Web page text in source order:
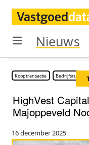
Nieuws
Kooptransactie Bedrijfsruimte
HighVest
Majoppeveld
16 december 2025